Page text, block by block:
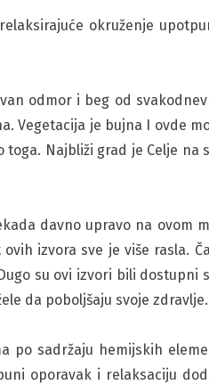
okruženje
odmor i beg od
Vegetacija je bujna I ovde
Najbliži grad je Celje na
davno upravo na ovom
izvora sve je više rasla.
su ovi izvori bili dostupni
da poboljšaju svoje zdravlje.
po sadržaju hemijskih
oporavak i relaksaciju